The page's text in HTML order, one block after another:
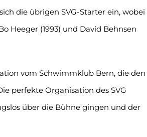
die übrigen SVG-Starter ein, wobei
Heeger (1993) und David Behnsen
vom Schwimmklub Bern, die den
perfekte Organisation des SVG
über die Bühne gingen und der